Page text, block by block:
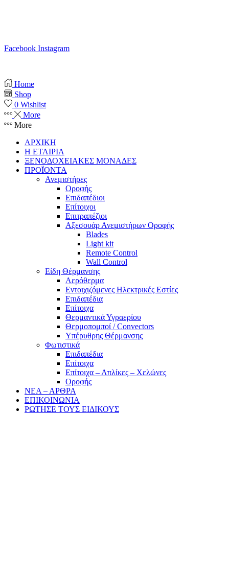
Facebook Instagram
Home
Shop
0 Wishlist
More
More
ΑΡΧΙΚΗ
Η ΕΤΑΙΡΙΑ
ΞΕΝΟΔΟΧΕΙΑΚΕΣ ΜΟΝΑΔΕΣ
ΠΡΟΪΟΝΤΑ
Ανεμιστήρες
Οροφής
Επιδαπέδιοι
Επίτοιχοι
Επιτραπέζιοι
Αξεσουάρ Ανεμιστήρων Οροφής
Blades
Light kit
Remote Control
Wall Control
Είδη Θέρμανσης
Αερόθερμα
Εντοιχιζόμενες Ηλεκτρικές Εστίες
Επιδαπέδια
Επίτοιχα
Θερμαντικά Υγραερίου
Θερμοπομποί / Convectors
Υπέρυθρης Θέρμανσης
Φωτιστικά
Επιδαπέδια
Επίτοιχα
Επίτοιχα – Απλίκες – Χελώνες
Οροφής
ΝΕΑ – ΑΡΘΡΑ
ΕΠΙΚΟΙΝΩΝΙΑ
ΡΩΤΗΣΕ ΤΟΥΣ ΕΙΔΙΚΟΥΣ